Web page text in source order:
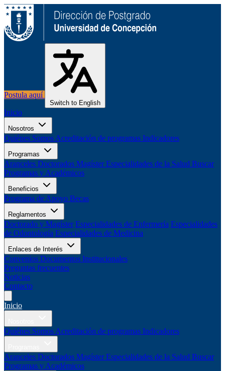
Postula aquí
Switch to English
Inicio
Nosotros
Quiénes Somos Acreditación de programas Indicadores
Programas
Aranceles Doctorados Magíster Especialidades de la Salud Buscar
Programas y Académicos
Beneficios
Programa de Apoyo Becas
Reglamentos
Doctorado y Magíster Especialidades de Enfermería Especialidades
de Odontología Especialidades de Medicina
Enlaces de Interés
Convenios Documentos Institucionales
Preguntas frecuentes
Noticias
Contacto
Inicio
Quiénes Somos Acreditación de programas Indicadores
Aranceles Doctorados Magíster Especialidades de la Salud Buscar
Programas y Académicos